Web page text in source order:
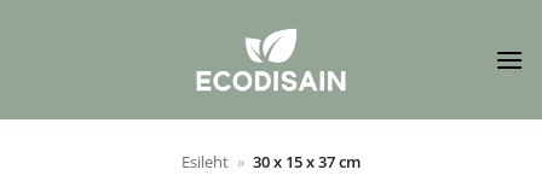
Esileht » 30 x 15 x 37 cm